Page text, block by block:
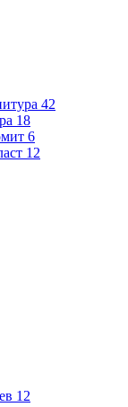
42
18
6
12
12